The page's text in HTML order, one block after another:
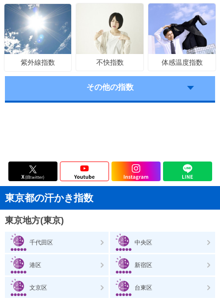
紫外線指数 不快指数 体感温度指数
その他の指数
東京都の汗かき指数
東京地方(東京)
千代田区 中央区
港区 新宿区
文京区 台東区